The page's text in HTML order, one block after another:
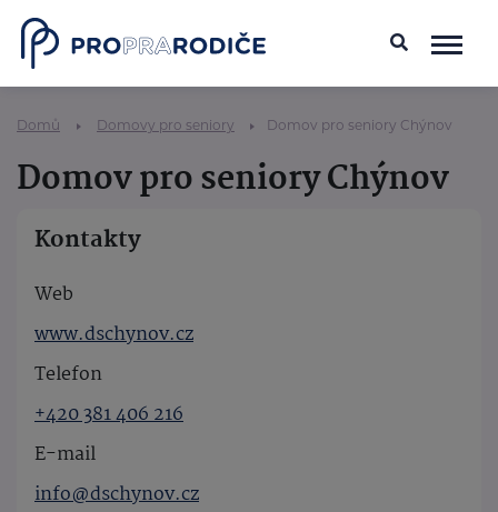
Domů Domovy pro seniory Domov pro seniory Chýnov
Domov pro seniory Chýnov
Kontakty
Web
www.dschynov.cz
Telefon
+420 381 406 216
E-mail
info@dschynov.cz